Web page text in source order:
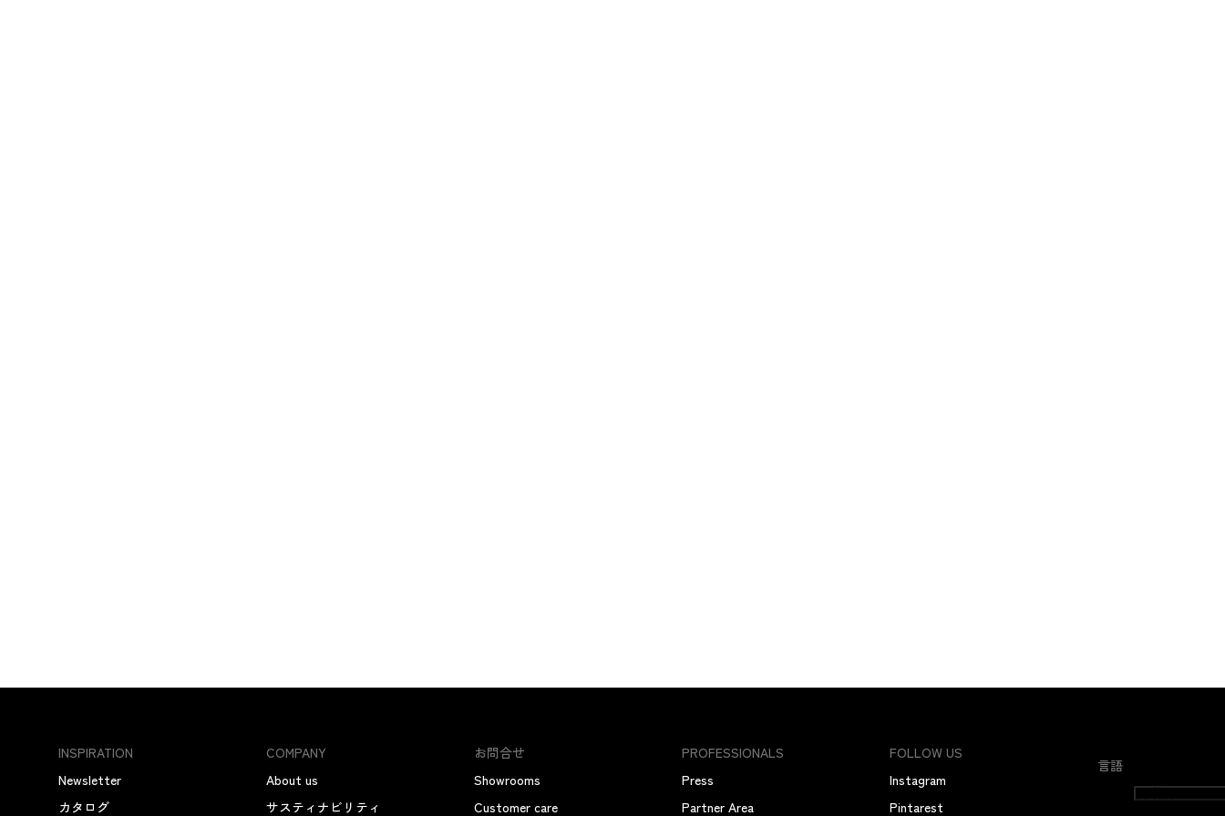
INSPIRATION
Newsletter
カタログ
COMPANY
About us
サスティナビリティ
お問合せ
Showrooms
Customer care
PROFESSIONALS
Press
Partner Area
FOLLOW US
Instagram
Pintarest
言語